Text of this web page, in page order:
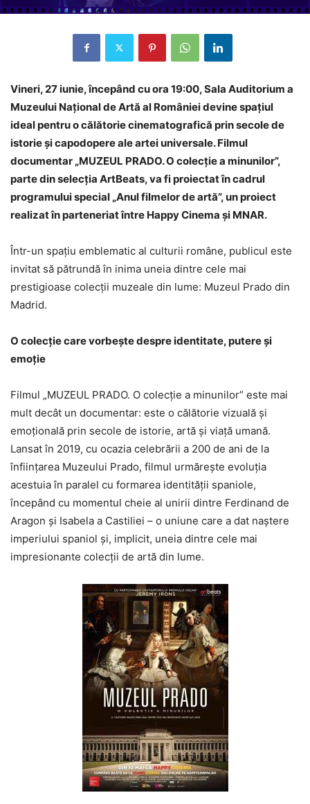
Vineri, 27 iunie, începând cu ora 19:00, Sala Auditorium a
Muzeului Național de Artă al României devine spațiul
ideal pentru o călătorie cinematografică prin secole de
istorie și capodopere ale artei universale. Filmul
documentar „MUZEUL PRADO. O colecție a minunilor”,
parte din selecția ArtBeats, va fi proiectat în cadrul
programului special „Anul filmelor de artă”, un proiect
realizat în parteneriat între Happy Cinema și MNAR.
Într-un spațiu emblematic al culturii române, publicul este
invitat să pătrundă în inima uneia dintre cele mai
prestigioase colecții muzeale din lume: Muzeul Prado din
Madrid.
O colecție care vorbește despre identitate, putere și
emoție
Filmul „MUZEUL PRADO. O colecție a minunilor” este mai
mult decât un documentar: este o călătorie vizuală și
emoțională prin secole de istorie, artă și viață umană.
Lansat în 2019, cu ocazia celebrării a 200 de ani de la
înființarea Muzeului Prado, filmul urmărește evoluția
acestuia în paralel cu formarea identității spaniole,
începând cu momentul cheie al unirii dintre Ferdinand de
Aragon și Isabela a Castiliei – o uniune care a dat naștere
imperiului spaniol și, implicit, uneia dintre cele mai
impresionante colecții de artă din lume.